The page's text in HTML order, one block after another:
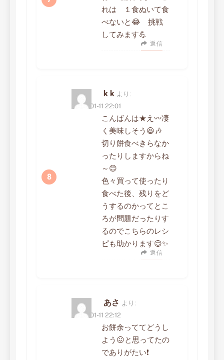
れは １食ぬいて食
べないと😂 挑戦
してみます💪
返信
k k より:
2023-01-11 22:01
こんばんは★え〰️凄
く美味しそう😆🎶
切り餅食べきらなか
ったりしますからね
～😊
色々買って使ったり
食べた後、残りをど
うするのかってとこ
ろが問題だったりす
るのでこちらのレシ
ピも助かります😌✨
返信
あさ より:
2023-01-11 22:12
お餅余っててどうし
よう😖と思ってたの
でありがたい❗